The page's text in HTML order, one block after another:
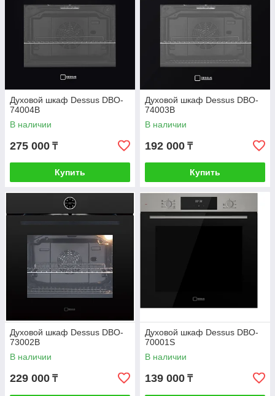
Духовой шкаф Dessus DBO-
74004B
В наличии
275 000 ₸
Купить
Духовой шкаф Dessus DBO-
74003B
В наличии
192 000 ₸
Купить
Духовой шкаф Dessus DBO-
73002B
В наличии
229 000 ₸
Духовой шкаф Dessus DBO-
70001S
В наличии
139 000 ₸